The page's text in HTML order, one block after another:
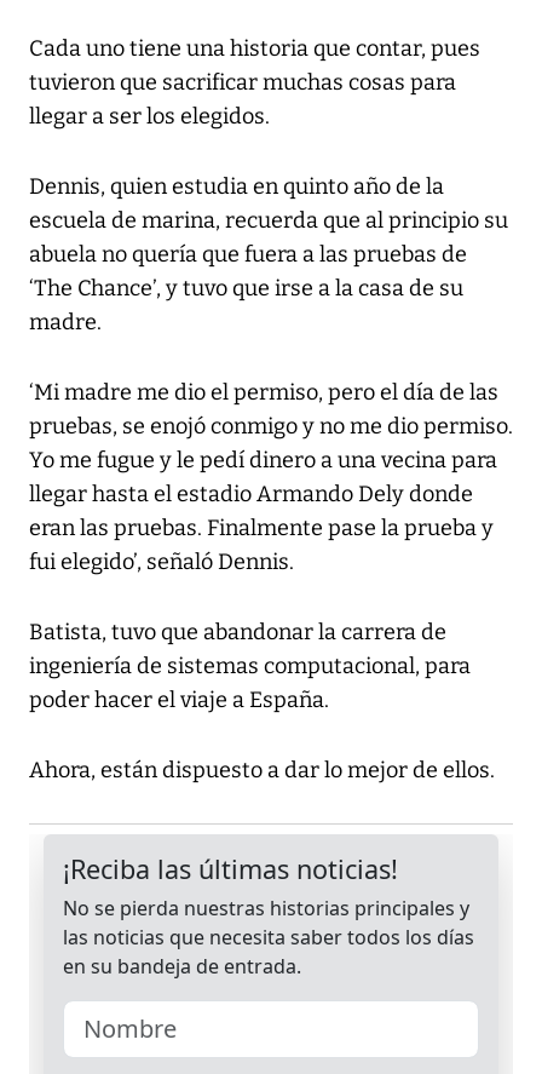
Cada uno tiene una historia que contar, pues
tuvieron que sacrificar muchas cosas para
llegar a ser los elegidos.
Dennis, quien estudia en quinto año de la
escuela de marina, recuerda que al principio su
abuela no quería que fuera a las pruebas de
‘The Chance’, y tuvo que irse a la casa de su
madre.
‘Mi madre me dio el permiso, pero el día de las
pruebas, se enojó conmigo y no me dio permiso.
Yo me fugue y le pedí dinero a una vecina para
llegar hasta el estadio Armando Dely donde
eran las pruebas. Finalmente pase la prueba y
fui elegido’, señaló Dennis.
Batista, tuvo que abandonar la carrera de
ingeniería de sistemas computacional, para
poder hacer el viaje a España.
Ahora, están dispuesto a dar lo mejor de ellos.